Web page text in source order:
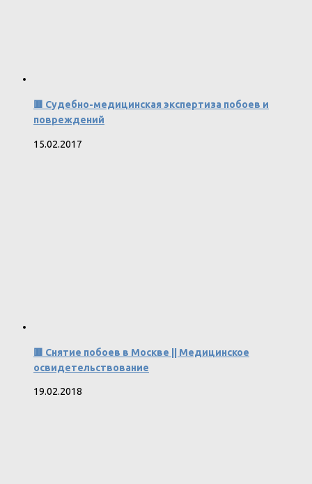
🟥 Судебно-медицинская экспертиза побоев и
повреждений
15.02.2017
🟥 Снятие побоев в Москве || Медицинское
освидетельствование
19.02.2018